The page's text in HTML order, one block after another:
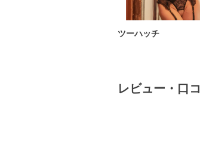
ツーハッチ
レビュー・口